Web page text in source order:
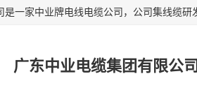
广东中业电缆集团有限公司